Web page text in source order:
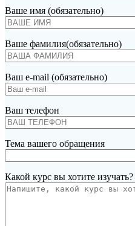
Ваше имя (обязательно)
Ваше фамилия(обязательно)
Ваш e-mail (обязательно)
Ваш телефон
Тема вашего обращения
Какой курс вы хотите изучать?